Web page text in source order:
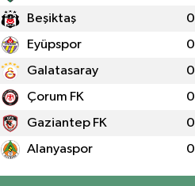
Beşiktaş 0
Eyüpspor 0
Galatasaray 0
Çorum FK 0
Gaziantep FK 0
Alanyaspor 0